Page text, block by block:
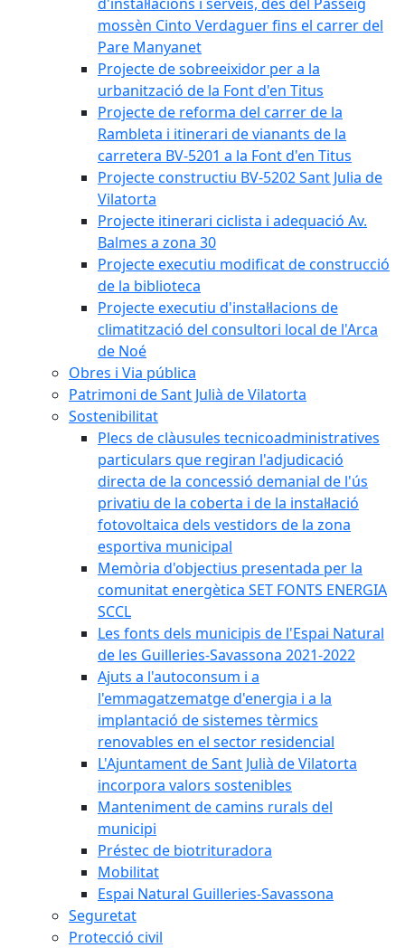
mossèn Cinto Verdaguer fins el carrer del
Pare Manyanet
Projecte de sobreeixidor per a la
urbanització de la Font d'en Titus
Projecte de reforma del carrer de la
Rambleta i itinerari de vianants de la
carretera BV-5201 a la Font d'en Titus
Projecte constructiu BV-5202 Sant Julia de
Vilatorta
Projecte itinerari ciclista i adequació Av.
Balmes a zona 30
Projecte executiu modificat de construcció
de la biblioteca
Projecte executiu d'instal·lacions de
climatització del consultori local de l'Arca
de Noé
Obres i Via pública
Patrimoni de Sant Julià de Vilatorta
Sostenibilitat
Plecs de clàusules tecnicoadministratives
particulars que regiran l'adjudicació
directa de la concessió demanial de l'ús
privatiu de la coberta i de la instal·lació
fotovoltaica dels vestidors de la zona
esportiva municipal
Memòria d'objectius presentada per la
comunitat energètica SET FONTS ENERGIA
SCCL
Les fonts dels municipis de l'Espai Natural
de les Guilleries-Savassona 2021-2022
Ajuts a l'autoconsum i a
l'emmagatzematge d'energia i a la
implantació de sistemes tèrmics
renovables en el sector residencial
L'Ajuntament de Sant Julià de Vilatorta
incorpora valors sostenibles
Manteniment de camins rurals del
municipi
Préstec de biotrituradora
Mobilitat
Espai Natural Guilleries-Savassona
Seguretat
Protecció civil